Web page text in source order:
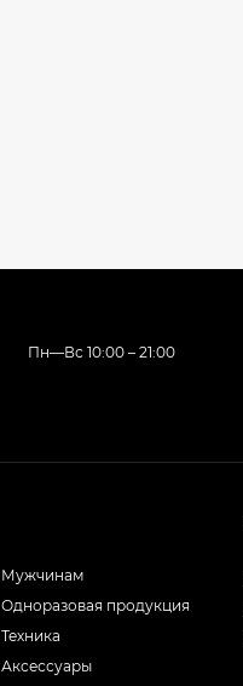
Пн—Вс 10:00 – 21:00
Мужчинам
Одноразовая продукция
Техника
Аксессуары